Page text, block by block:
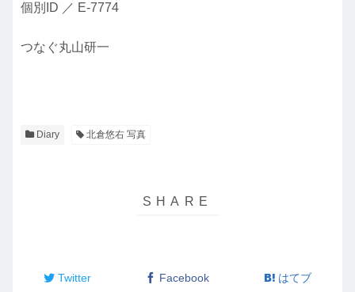
個別ID ／ E-7774
つなぐ丸山研一
Diary 北倉悠右 写真
Twitter Facebook はてブ